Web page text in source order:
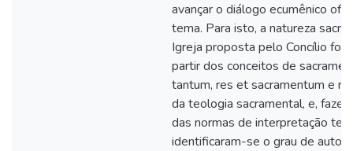
avançar o diálogo ecumênico
tema. Para isto, a natureza
Igreja proposta pelo Concílio foi
partir dos conceitos de
tantum, res et sacramentum e
da teologia sacramental, e,
das normas de interpretação
identificaram-se o grau de